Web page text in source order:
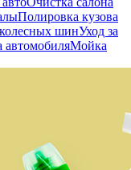
Полировка кузова
шинУход за
автомобиляМойка